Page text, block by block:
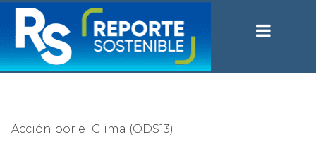
Acción por el Clima (ODS13)